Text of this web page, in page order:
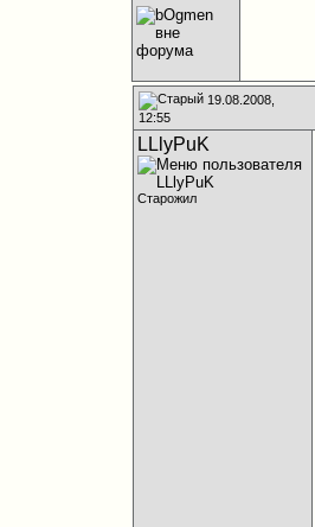
19.08.2008,
12:55
LLlyPuK
Старожил